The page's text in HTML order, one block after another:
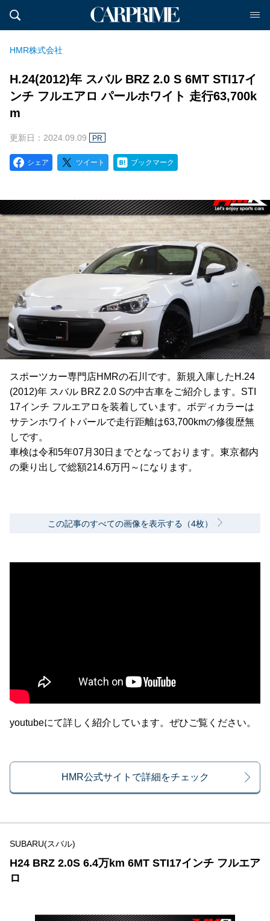
HMR株式会社
H.24(2012)年 スバル BRZ 2.0 S 6MT STI17イ
ンチ フルエアロ パールホワイト 走行63,700k
m
更新日：2024.09.09 PR
シェア ツイート ブックマーク
スポーツカー専門店HMRの石川です。新規入庫したH.24
(2012)年 スバル BRZ 2.0 Sの中古車をご紹介します。STI
17インチ フルエアロを装着しています。ボディカラーは
サテンホワイトパールで走行距離は63,700kmの修復歴無
しです。
車検は令和5年07月30日までとなっております。東京都内
の乗り出しで総額214.6万円～になります。
この記事のすべての画像を表示する（4枚）
youtubeにて詳しく紹介しています。ぜひご覧ください。
HMR公式サイトで詳細をチェック
SUBARU(スバル)
H24 BRZ 2.0S 6.4万km 6MT STI17インチ フルエア
ロ